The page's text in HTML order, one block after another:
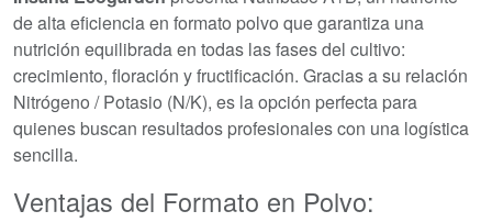
de alta eficiencia en formato polvo que garantiza una
nutrición equilibrada en todas las fases del cultivo:
crecimiento, floración y fructificación. Gracias a su relación
Nitrógeno / Potasio (N/K), es la opción perfecta para
quienes buscan resultados profesionales con una logística
sencilla.
Ventajas del Formato en Polvo: